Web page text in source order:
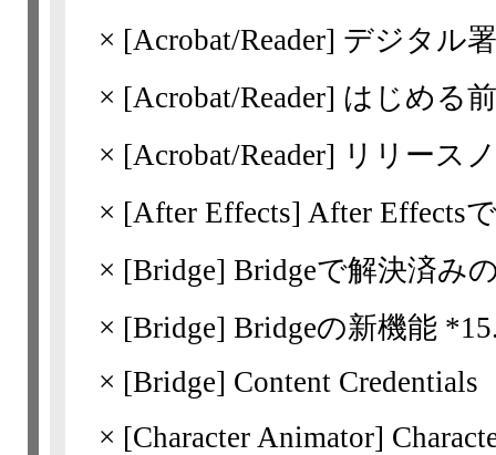
× [Acrobat/Reader] デジタル
× [Acrobat/Reader] はじめる
× [Acrobat/Reader] リリース
× [After Effects] After Effects
× [Bridge] Bridgeで解決済み
× [Bridge] Bridgeの新機能
× [Bridge] Content Credentials
× [Character Animator]